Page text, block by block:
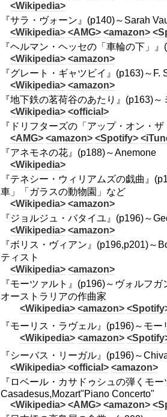
<Wikipedia>
『サラ・ヴォーン』(p140)～Sarah
<Wikipedia> <AMG> <amazon>
『ヘルマン・ヘッセの「車輪の下」
<Wikipedia> <amazon>
『グレート・ギャツビイ』(p163)～
<Wikipedia> <amazon>
『地下鉄の茗荷谷のあたり』(p163)
<Wikipedia> <official>
『ドリフターズの「アップ・オン・
<AMG> <amazon> <Spotify>
『アネモネの花』(p188)～Anemone
<Wikipedia>
『テネシー・ウィリアムズの戯曲』
車」「ガラスの動物園」など
<Wikipedia> <amazon>
『ジョルジュ・バタイユ』(p196)～
<Wikipedia> <amazon>
『ボリス・ヴィアン』(p196,p201)～
ティスト
<Wikipedia> <amazon>
『モーツァルト』(p196)～ヴォルフ
オーストラリアの作曲家
<Wikipedia> <amazon>
『モーリス・ラヴェル』(p196)～モ
<Wikipedia> <amazon>
『シーバス・リーガル』(p196)～
<Wikipedia> <official> <amazon>
『ロベール・カサドゥシュの弾くモ
Casadesus,Mozart"Piano Concerto"
<Wikipedia> <AMG> <amazon>